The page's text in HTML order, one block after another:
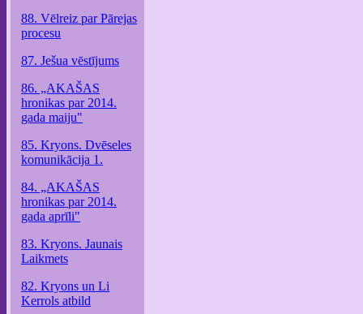
88. Vēlreiz par Pārejas
procesu
87. Ješua vēstījums
86. „AKAŠAS
hronikas par 2014.
gada maiju"
85. Kryons. Dvēseles
komunikācija 1.
84. „AKAŠAS
hronikas par 2014.
gada aprīli"
83. Kryons. Jaunais
Laikmets
82. Kryons un Li
Kerrols atbild